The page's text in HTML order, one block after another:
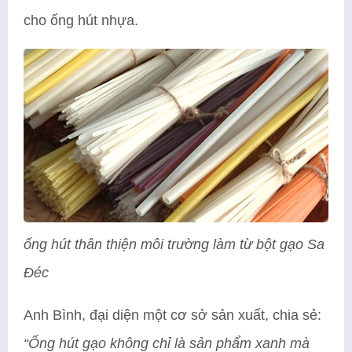
cho ống hút nhựa.
ống hút thân thiện môi trường làm từ bột gạo Sa
Đéc
Anh Bình, đại diện một cơ sở sản xuất, chia sẻ:
“Ống hút gạo không chỉ là sản phẩm xanh mà